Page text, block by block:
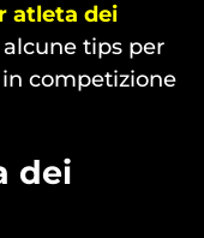
atleta dei
tips per
competizione
dei